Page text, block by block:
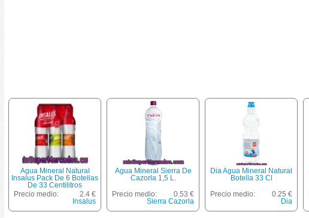
Agua Mineral Natural
Insalus Pack De 6 Botellas
De 33 Centilitros
Precio medio:
2.4 €
Insalus
Agua Mineral Sierra De
Cazorla 1,5 L.
Precio medio:
0.53 €
Sierra Cazorla
Dia Agua Mineral Natural
Botella 33 Cl
Precio medio:
0.25 €
Dia